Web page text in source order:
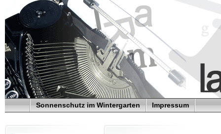
Sonnenschutz im Wintergarten Impressum